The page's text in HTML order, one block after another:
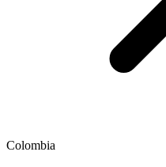
Colombia